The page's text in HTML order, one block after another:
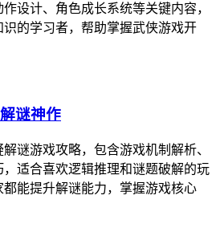
设计、角色成长系统等关键内容，
的学习者，帮助掌握武侠游戏开
谜神作
谜游戏攻略，包含游戏机制解析、
适合喜欢逻辑推理和谜题破解的玩
能提升解谜能力，掌握游戏核心